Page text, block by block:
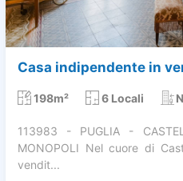
Casa indipendente in
198m² 6 Locali
113983 - PUGLIA -
MONOPOLI Nel cuore di
vendit...